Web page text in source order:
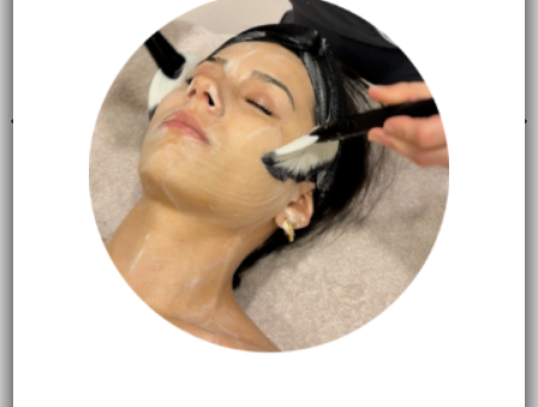
GEZICHTSVERZORGING
R-retinoate eye serum
GEZICHTSVERZORGING
Crystal Retinal 6
85,00